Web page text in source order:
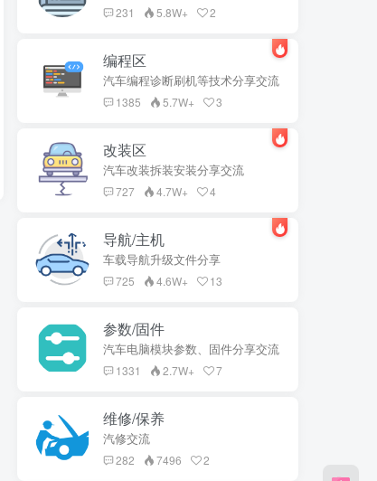
231 5.8W+ 2
编程区
汽车编程诊断刷机等技术分享交流
1385 5.7W+ 3
改装区
汽车改装拆装安装分享交流
727 4.7W+ 4
导航/主机
车载导航升级文件分享
725 4.6W+ 13
参数/固件
汽车电脑模块参数、固件分享交流
1331 2.7W+ 7
维修/保养
汽修交流
282 7496 2